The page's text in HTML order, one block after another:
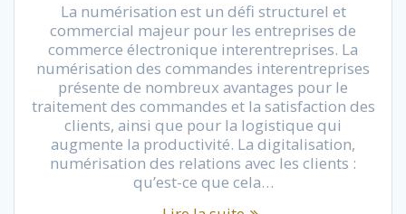
La numérisation est un défi structurel et
commercial majeur pour les entreprises de
commerce électronique interentreprises. La
numérisation des commandes interentreprises
présente de nombreux avantages pour le
traitement des commandes et la satisfaction des
clients, ainsi que pour la logistique qui
augmente la productivité. La digitalisation,
numérisation des relations avec les clients :
qu’est-ce que cela…